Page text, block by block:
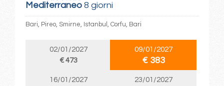
Mediterraneo8 giorni
Bari, Pireo, Smirne, Istanbul, Corfu, Bari
02/01/2027
€ 473
09/01/2027
€ 383
16/01/2027
23/01/2027